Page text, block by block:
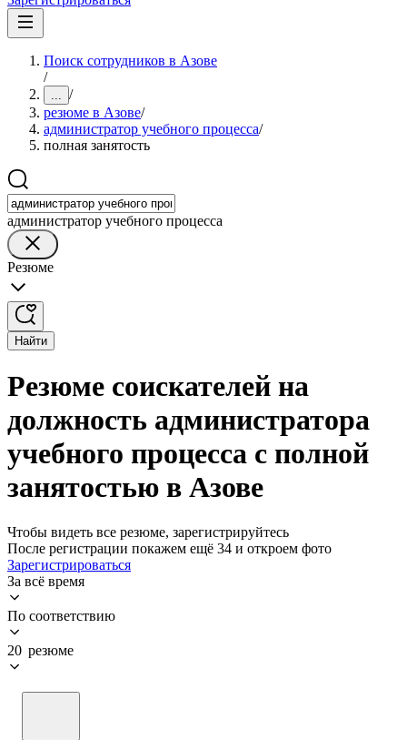
Поиск сотрудников в Азове
/
... /
резюме в Азове/
администратор учебного процесса/
полная занятость
администратор учебного процесса
Резюме
Найти
Резюме соискателей на
должность администратора
учебного процесса с полной
занятостью в Азове
Чтобы видеть все резюме, зарегистрируйтесь
После регистрации покажем ещё 34 и откроем фото
Зарегистрироваться
За всё время
По соответствию
20 резюме